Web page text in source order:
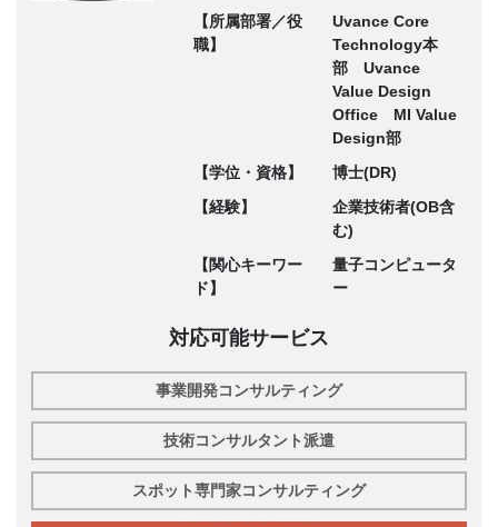
【所属部署／役
職】
Uvance Core
Technology本
部 Uvance
Value Design
Office MI Value
Design部
【学位・資格】
博士(DR)
【経験】
企業技術者(OB含
む)
【関心キーワー
ド】
量子コンピュータ
ー
対応可能サービス
事業開発コンサルティング
技術コンサルタント派遣
スポット専門家コンサルティング